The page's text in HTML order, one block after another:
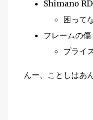
Shimano
困って
フレームの傷
プライ
んー、ことしはあ